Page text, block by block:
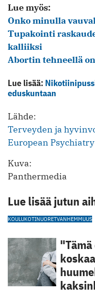
Lue myös:
Onko minulla
Tupakointi
kalliiksi
Abortin tehneellä
Lue lisää:
eduskuntaan
Lähde:
Terveyden ja
European Psychiatry
Kuva:
Panthermedia
Lue lisää jutun
KOULUKOTINUORETVANHEMMUUS